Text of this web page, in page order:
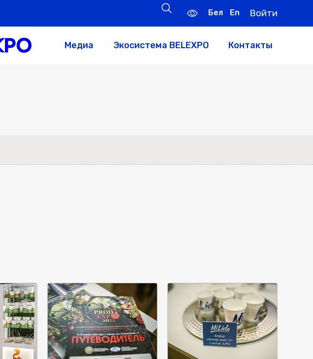
Бел En Войти
Медиа Экосистема BELEXPO Контакты